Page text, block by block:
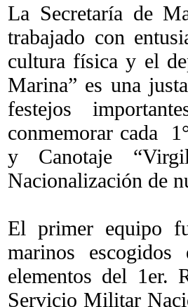
La Secretaría de
trabajado con
cultura física y el
Marina” es una
festejos
conmemorar cada
y Canotaje
Nacionalización de
El primer equipo
marinos
elementos del 1er.
Servicio Militar